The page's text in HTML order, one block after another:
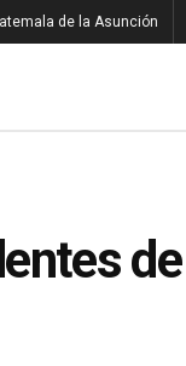
de la Asunción